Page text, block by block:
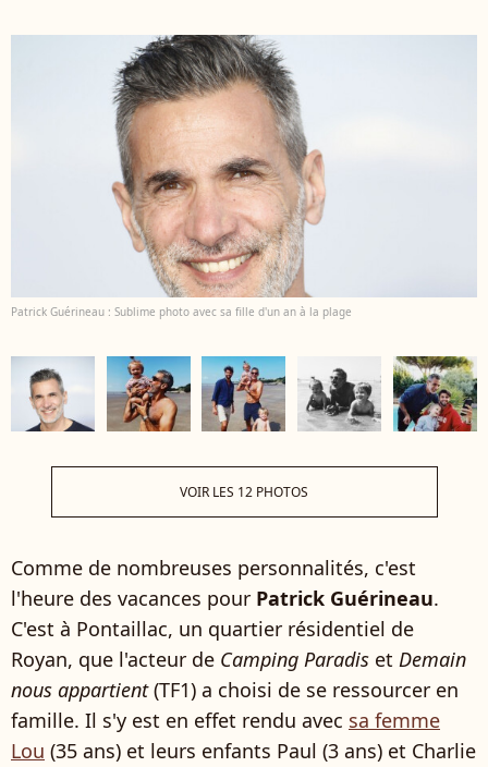
Patrick Guérineau : Sublime photo avec sa fille d'un an à la plage
VOIR LES 12 PHOTOS
Comme de nombreuses personnalités, c'est
l'heure des vacances pour Patrick Guérineau.
C'est à Pontaillac, un quartier résidentiel de
Royan, que l'acteur de Camping Paradis et Demain
nous appartient(TF1) a choisi de se ressourcer en
famille. Il s'y est en effet rendu avec sa femme
Lou (35 ans) et leurs enfants Paul (3 ans) et Charlie